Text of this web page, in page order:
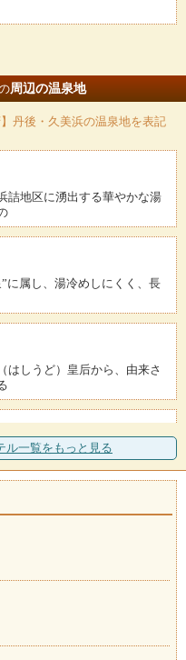
周辺の温泉地
丹後・久美浜の温泉地を表記
詰地区に湧出する華やかな湯
に属し、湯冷めしにくく、長
はしうど）皇后から、由来さ
見せる久美浜湾の周辺に点在
ル一覧をもっと見る